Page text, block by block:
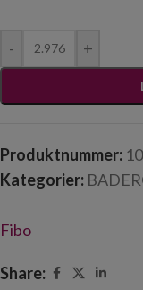
- +
Produktnummer:
Kategorier:
Fibo
Share: